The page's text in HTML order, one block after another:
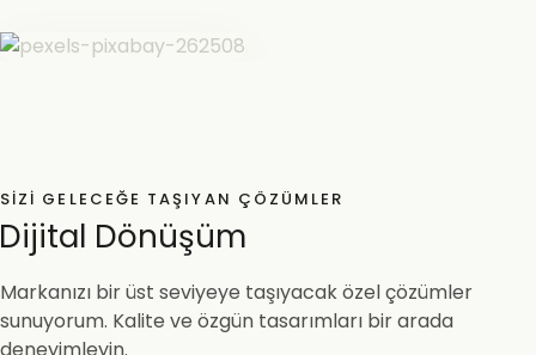
SIZI GELECEĞE TAŞIYAN ÇÖZÜMLER
Dijital Dönüşüm
Markanızı bir üst seviyeye taşıyacak özel çözümler
sunuyorum. Kalite ve özgün tasarımları bir arada